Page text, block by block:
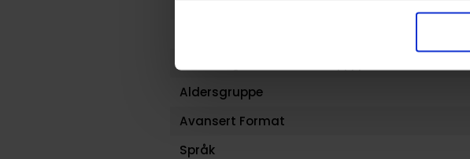
Aldersgruppe
Avansert Format
Språk